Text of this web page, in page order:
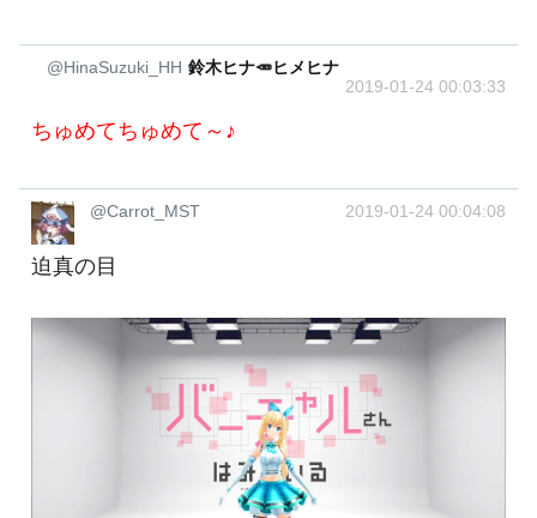
@HinaSuzuki_HH 鈴木ヒナ🥕ヒメヒナ
2019-01-24 00:03:33
ちゅめてちゅめて～♪
@Carrot_MST 2019-01-24 00:04:08
迫真の目